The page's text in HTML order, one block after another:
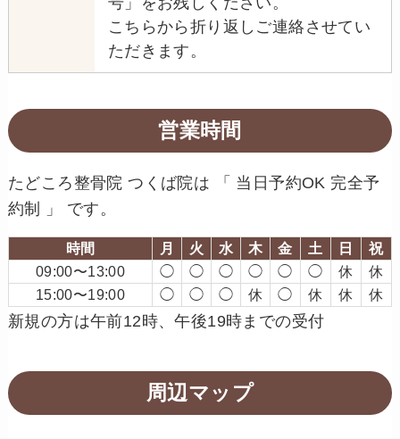
こちらから折り返しご連絡させてい
ただきます。
営業時間
たどころ整骨院 つくば院は 「 当日予約OK 完全予
約制 」 です。
時間 月 火 水 木 金 土 日
祝
09:00〜13:00
◯ ◯ ◯ ◯ ◯ ◯ 休
休
15:00〜19:00
◯ ◯ ◯ 休 ◯ 休 休 休
新規の方は午前12時、午後19時までの受付
周辺マップ